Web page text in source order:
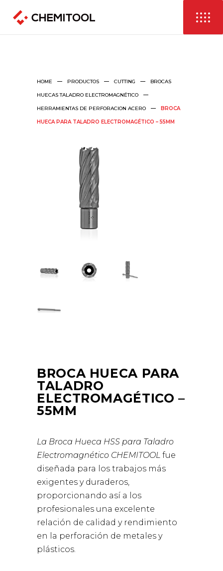
HOME PRODUCTOS CUTTING BROCAS
HUECAS TALADRO ELECTROMAGNÉTICO
HERRAMIENTAS DE PERFORACION ACERO BROCA
HUECA PARA TALADRO ELECTROMAGÉTICO – 55MM
BROCA HUECA PARA
TALADRO
ELECTROMAGÉTICO –
55MM
La Broca Hueca HSS para Taladro
Electromagnético CHEMITOOL fue
diseñada para los trabajos más
exigentes y duraderos,
proporcionando así a los
profesionales una excelente
relación de calidad y rendimiento
en la perforación de metales y
plásticos.